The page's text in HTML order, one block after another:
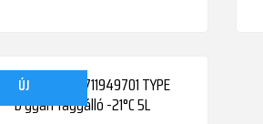
ÚJ